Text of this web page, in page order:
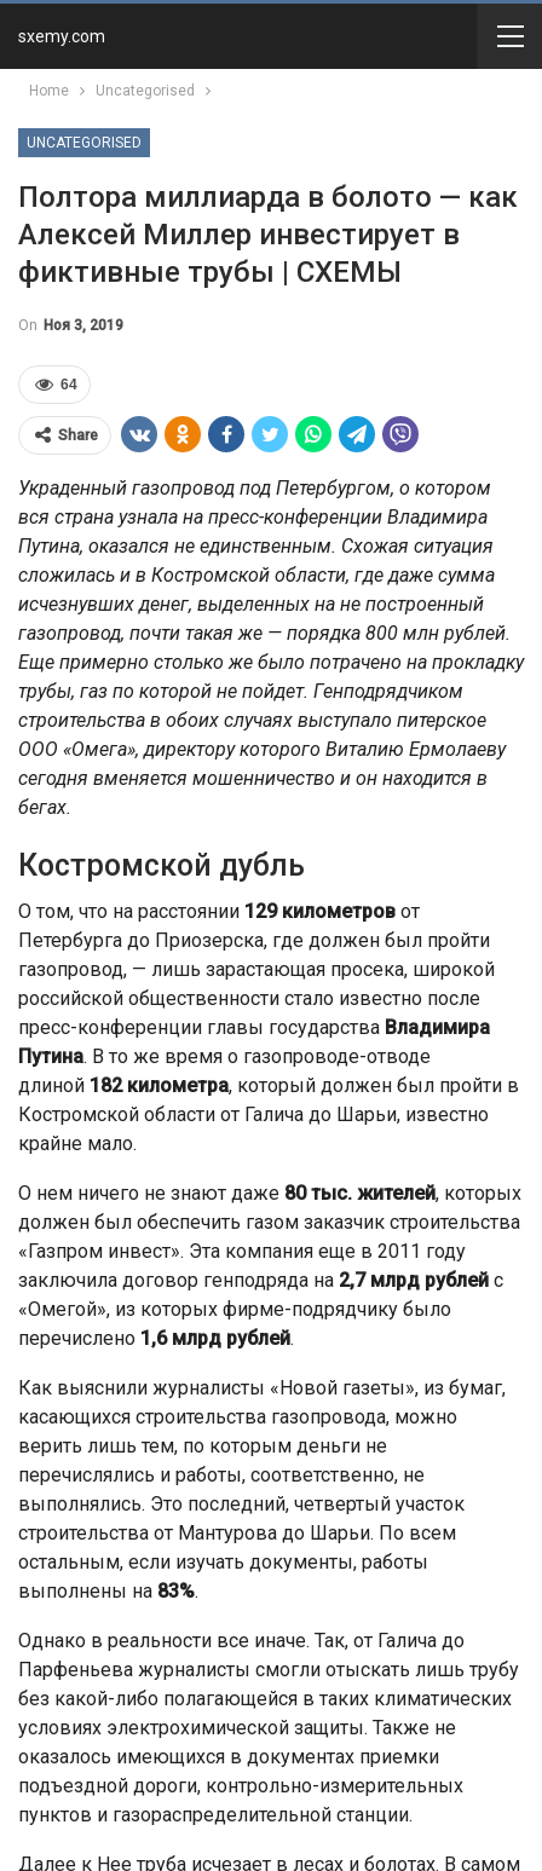
sxemy.com
Home Uncategorised
UNCATEGORISED
Полтора миллиарда в болото — как
Алексей Миллер инвестирует в
фиктивные трубы | СХЕМЫ
On Ноя 3, 2019
64
Share
Украденный газопровод под Петербургом, о котором
вся страна узнала на пресс-конференции Владимира
Путина, оказался не единственным. Схожая ситуация
сложилась и в Костромской области, где даже сумма
исчезнувших денег, выделенных на не построенный
газопровод, почти такая же — порядка 800 млн рублей.
Еще примерно столько же было потрачено на прокладку
трубы, газ по которой не пойдет. Генподрядчиком
строительства в обоих случаях выступало питерское
ООО «Омега», директору которого Виталию Ермолаеву
сегодня вменяется мошенничество и он находится в
бегах.
Костромской дубль
О том, что на расстоянии 129 километров от
Петербурга до Приозерска, где должен был пройти
газопровод, — лишь зарастающая просека, широкой
российской общественности стало известно после
пресс-конференции главы государства Владимира
Путина. В то же время о газопроводе-отводе
длиной 182 километра, который должен был пройти в
Костромской области от Галича до Шарьи, известно
крайне мало.
О нем ничего не знают даже 80 тыс. жителей, которых
должен был обеспечить газом заказчик строительства
«Газпром инвест». Эта компания еще в 2011 году
заключила договор генподряда на 2,7 млрд рублей с
«Омегой», из которых фирме-подрядчику было
перечислено 1,6 млрд рублей.
Как выяснили журналисты «Новой газеты», из бумаг,
касающихся строительства газопровода, можно
верить лишь тем, по которым деньги не
перечислялись и работы, соответственно, не
выполнялись. Это последний, четвертый участок
строительства от Мантурова до Шарьи. По всем
остальным, если изучать документы, работы
выполнены на 83%.
Однако в реальности все иначе. Так, от Галича до
Парфеньева журналисты смогли отыскать лишь трубу
без какой-либо полагающейся в таких климатических
условиях электрохимической защиты. Также не
оказалось имеющихся в документах приемки
подъездной дороги, контрольно-измерительных
пунктов и газораспределительной станции.
Далее к Нее труба исчезает в лесах и болотах. В самом